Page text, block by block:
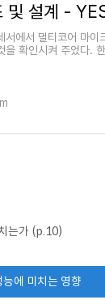
및 설계 -
서에서 멀티코어 마
을 확인시켜 주었다.
는가 (p.10)
능에 미치는 영향